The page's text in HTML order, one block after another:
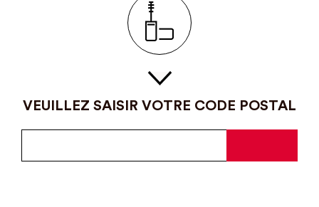
VEUILLEZ SAISIR VOTRE CODE POSTAL